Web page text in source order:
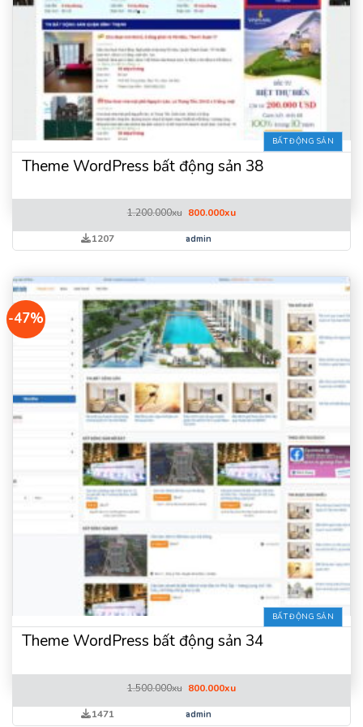
BẤT ĐỘNG SẢN
Theme WordPress bất động sản 38
1.200.000xu Giá
là:
1.200.000xu.
800.000xuGiá
tại
1207 admin
-47%
BẤT ĐỘNG SẢN
Theme WordPress bất động sản 34
1.500.000xu Giá
là:
1.500.000xu.
800.000xuGiá
tại
1471 admin